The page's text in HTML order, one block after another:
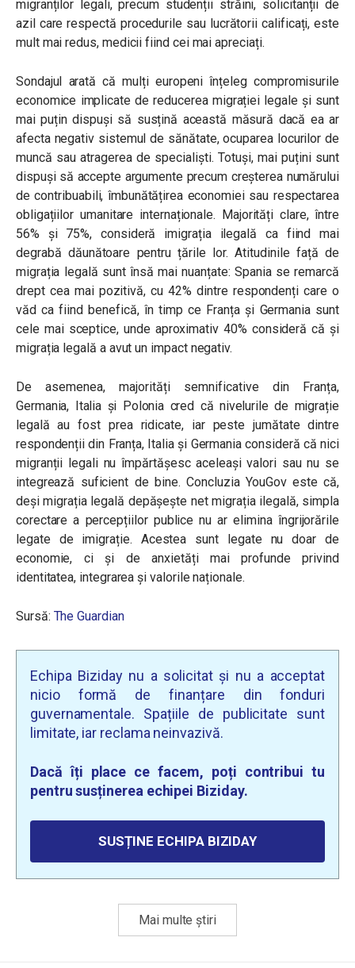
migranților legali, precum studenții străini, solicitanții de
azil care respectă procedurile sau lucrătorii calificați, este
mult mai redus, medicii fiind cei mai apreciați.
Sondajul arată că mulți europeni înțeleg compromisurile
economice implicate de reducerea migrației legale și sunt
mai puțin dispuși să susțină această măsură dacă ea ar
afecta negativ sistemul de sănătate, ocuparea locurilor de
muncă sau atragerea de specialiști. Totuși, mai puțini sunt
dispuși să accepte argumente precum creșterea numărului
de contribuabili, îmbunătățirea economiei sau respectarea
obligațiilor umanitare internaționale. Majorități clare, între
56% și 75%, consideră imigrația ilegală ca fiind mai
degrabă dăunătoare pentru țările lor. Atitudinile față de
migrația legală sunt însă mai nuanțate: Spania se remarcă
drept cea mai pozitivă, cu 42% dintre respondenți care o
văd ca fiind benefică, în timp ce Franța și Germania sunt
cele mai sceptice, unde aproximativ 40% consideră că și
migrația legală a avut un impact negativ.
De asemenea, majorități semnificative din Franța,
Germania, Italia și Polonia cred că nivelurile de migrație
legală au fost prea ridicate, iar peste jumătate dintre
respondenții din Franța, Italia și Germania consideră că nici
migranții legali nu împărtășesc aceleași valori sau nu se
integrează suficient de bine. Concluzia YouGov este că,
deși migrația legală depășește net migrația ilegală, simpla
corectare a percepțiilor publice nu ar elimina îngrijorările
legate de imigrație. Acestea sunt legate nu doar de
economie, ci și de anxietăți mai profunde privind
identitatea, integrarea și valorile naționale.
Sursă: The Guardian
Echipa Biziday nu a solicitat și nu a acceptat
nicio formă de finanțare din fonduri
guvernamentale. Spațiile de publicitate sunt
limitate, iar reclama neinvazivă.
Dacă îți place ce facem, poți contribui tu
pentru susținerea echipei Biziday.
SUSȚINE ECHIPA BIZIDAY
Mai multe știri